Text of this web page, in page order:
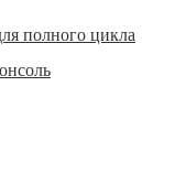
полного цикла